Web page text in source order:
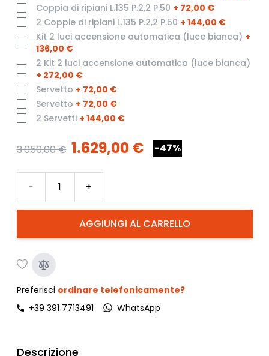
Coppia di ripiani L.135 P.2,2 P.50 + 72,00 €
2 Coppie di ripiani L.135 P.2,2 P.50 + 144,00 €
Kit 2 luci accensione automatica (luce bianca) +
136,00 €
2 Kit 2 luci accensione automatica (luce bianca)
+ 272,00 €
Servetto + 72,00 €
Servetto + 72,00 €
2 Servetti + 144,00 €
3.050,00 € 1.629,00 € -47%
AGGIUNGI AL CARRELLO
- +
Preferisci ordinare telefonicamente?
+39 391 7713491
WhatsApp
Descrizione